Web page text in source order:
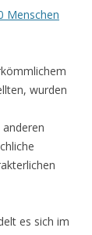
Menschen
wurden
es sich im